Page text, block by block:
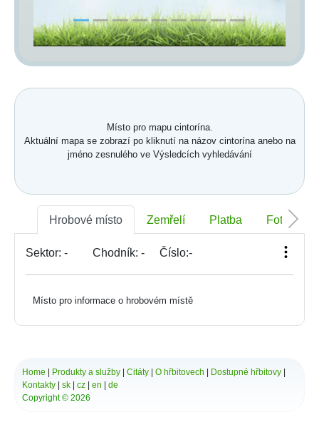
Místo pro mapu cintorína.
Aktuální mapa se zobrazí po kliknutí na názov cintorína anebo na
jméno zesnulého ve Výsledcích vyhledávání
Hrobové místo Zemřelí Platba Foto
Sektor: - Chodník: - Číslo:-
Místo pro informace o hrobovém místě
Home Produkty a služby Citáty O hřbitovech Dostupné hřbitovy
Kontakty
sk cz en
de
Copyright © 2026